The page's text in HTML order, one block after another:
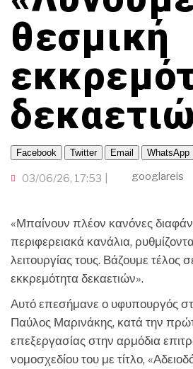
INFLUENCER
GAMER
ΒΡΟΥΜ ΒΡΟΥΜ
ΤΟΠΙΚΗ
ΑΛΛΑ ΣΠΟΡ
CINEΜΑΔΕΣ
Ο ΛΑΟΣ ΤΡΑΓΟΥΔΙ ΘΕΛΕΙ
ΜΕΓΑΣ CHEF
ΕΚΕΙ
θεσμική
Facebook Twitter Email WhatsApp
03/06/26, 17:53 googlareis
«Μπαίνουν πλέον κανόνες
περιφερειακά κανάλια,
λειτουργίας τους. Βάζουμε τέλος
εκκρεμότητα δεκαετιών».
Αυτό επεσήμανε ο υφυπουργός
Παύλος Μαρινάκης, κατά την
επεξεργασίας στην αρμόδια
νομοσχεδίου του με τίτλο,